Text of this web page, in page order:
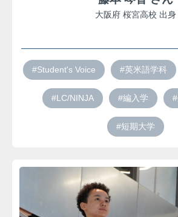
大阪府 桜宮高校 出身
#Student's Voice #英米語学科
#LC/NINJA #編入学
#短期大学